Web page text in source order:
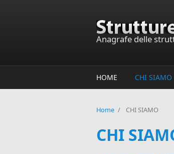
Anagrafe delle
HOME CHI SIAMO
Home / CHI SIAMO
CHI